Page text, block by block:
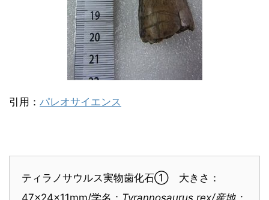
引用： パレオサイエンス
ティラノサウルス実物歯化石① 大きさ：